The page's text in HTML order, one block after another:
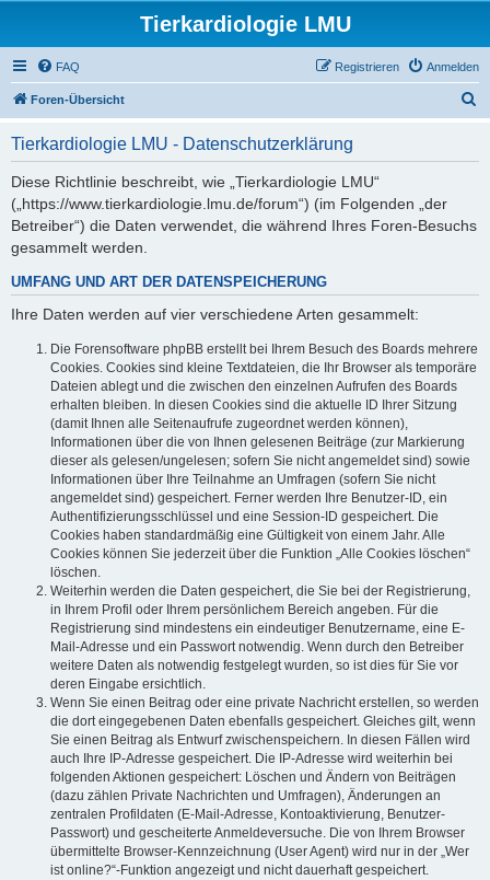
Tierkardiologie LMU
FAQ Anmelden
Registrieren
Foren-Übersicht
Tierkardiologie LMU - Datenschutzerklärung
Diese Richtlinie beschreibt, wie „Tierkardiologie LMU“
(„https://www.tierkardiologie.lmu.de/forum“) (im Folgenden „der
Betreiber“) die Daten verwendet, die während Ihres Foren-Besuchs
gesammelt werden.
UMFANG UND ART DER DATENSPEICHERUNG
Ihre Daten werden auf vier verschiedene Arten gesammelt:
Die Forensoftware phpBB erstellt bei Ihrem Besuch des Boards mehrere
Cookies. Cookies sind kleine Textdateien, die Ihr Browser als temporäre
Dateien ablegt und die zwischen den einzelnen Aufrufen des Boards
erhalten bleiben. In diesen Cookies sind die aktuelle ID Ihrer Sitzung
(damit Ihnen alle Seitenaufrufe zugeordnet werden können),
Informationen über die von Ihnen gelesenen Beiträge (zur Markierung
dieser als gelesen/ungelesen; sofern Sie nicht angemeldet sind) sowie
Informationen über Ihre Teilnahme an Umfragen (sofern Sie nicht
angemeldet sind) gespeichert. Ferner werden Ihre Benutzer-ID, ein
Authentifizierungsschlüssel und eine Session-ID gespeichert. Die
Cookies haben standardmäßig eine Gültigkeit von einem Jahr. Alle
Cookies können Sie jederzeit über die Funktion „Alle Cookies löschen“
löschen.
Weiterhin werden die Daten gespeichert, die Sie bei der Registrierung,
in Ihrem Profil oder Ihrem persönlichem Bereich angeben. Für die
Registrierung sind mindestens ein eindeutiger Benutzername, eine E-
Mail-Adresse und ein Passwort notwendig. Wenn durch den Betreiber
weitere Daten als notwendig festgelegt wurden, so ist dies für Sie vor
deren Eingabe ersichtlich.
Wenn Sie einen Beitrag oder eine private Nachricht erstellen, so werden
die dort eingegebenen Daten ebenfalls gespeichert. Gleiches gilt, wenn
Sie einen Beitrag als Entwurf zwischenspeichern. In diesen Fällen wird
auch Ihre IP-Adresse gespeichert. Die IP-Adresse wird weiterhin bei
folgenden Aktionen gespeichert: Löschen und Ändern von Beiträgen
(dazu zählen Private Nachrichten und Umfragen), Änderungen an
zentralen Profildaten (E-Mail-Adresse, Kontoaktivierung, Benutzer-
Passwort) und gescheiterte Anmeldeversuche. Die von Ihrem Browser
übermittelte Browser-Kennzeichnung (User Agent) wird nur in der „Wer
ist online?“-Funktion angezeigt und nicht dauerhaft gespeichert.